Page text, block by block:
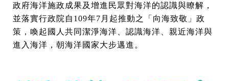
政府海洋施政成果及增進民眾對海洋的認識與瞭解，
並落實行政院自109年7月起推動之「向海致敬」政
策，喚起國人共同潔淨海洋、認識海洋、親近海洋與
進入海洋，朝海洋國家大步邁進。